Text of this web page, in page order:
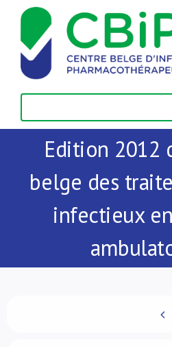
Passer
contenu
Actualités
Publications
Edition 2012
belge des
infectieux